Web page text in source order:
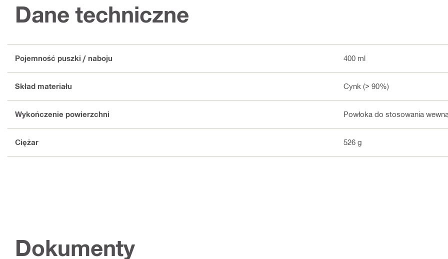
Dane techniczne
Pojemność puszki / naboju 400 ml
Skład materiału Cynk (> 90%)
Wykończenie powierzchni Powłoka do stosowania
Ciężar 526 g
Dokumenty